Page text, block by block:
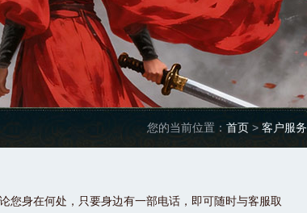
您的当前位置： 首页 > 客户服务
身在何处，只要身边有一部电话，即可随时与客服取